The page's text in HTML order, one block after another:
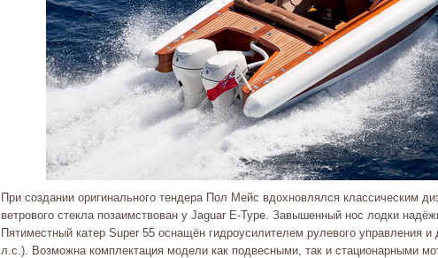
При создании оригинального тендера Пол Мейс вдохновлялся классическим
ветрового стекла позаимствован у Jaguar E-Type. Завышенный нос лодки
Пятиместный катер Super 55 оснащён гидроусилителем рулевого управления
л.с.). Возможна комплектация модели как подвесными, так и стационарными